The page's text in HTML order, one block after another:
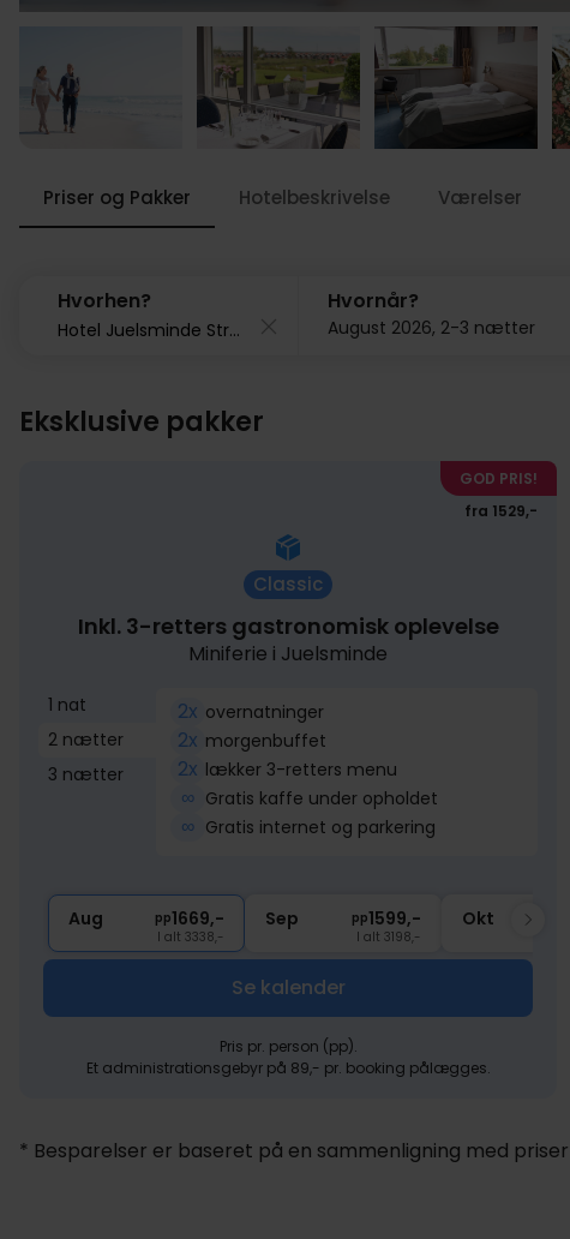
Priser og Pakker Hotelbeskrivelse Værelser
Hvorhen? Hvornår?
August 2026, 2-3 nætter
Eksklusive pakker
GOD PRIS!
fra 1529,-
Classic
Inkl. 3-retters gastronomisk oplevelse
Miniferie i Juelsminde
1 nat
2 nætter
3 nætter
2x overnatninger
2x morgenbuffet
2x lækker 3-retters menu
∞ Gratis kaffe under opholdet
∞ Gratis internet og parkering
Aug pp1669,-
I alt 3338,-
Sep pp1599,-
I alt 3198,-
Okt
Se kalender
Pris pr. person (pp).
Et administrationsgebyr på 89,- pr. booking pålægges.
* Besparelser er baseret på en sammenligning med